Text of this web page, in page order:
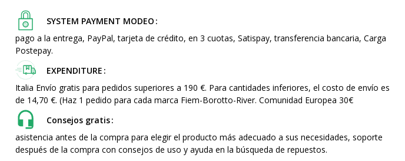
SYSTEM PAYMENT MODEO
pago a la entrega, PayPal, tarjeta de crédito, en 3 cuotas, Satispay, transferencia bancaria, Carga
Postepay.
EXPENDITURE
Italia Envío gratis para pedidos superiores a 190 €. Para cantidades inferiores, el costo de envío es
de 14,70 €. (Haz 1 pedido para cada marca Fiem-Borotto-River. Comunidad Europea 30€
Consejos gratis
asistencia antes de la compra para elegir el producto más adecuado a sus necesidades, soporte
después de la compra con consejos de uso y ayuda en la búsqueda de repuestos.